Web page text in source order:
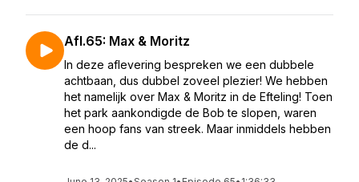
Afl.65: Max & Moritz
In deze aflevering bespreken we een dubbele
achtbaan, dus dubbel zoveel plezier! We hebben
het namelijk over Max & Moritz in de Efteling! Toen
het park aankondigde de Bob te slopen, waren
een hoop fans van streek. Maar inmiddels hebben
de d...